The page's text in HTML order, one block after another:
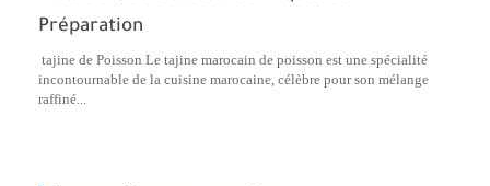
Préparation
tajine de Poisson Le tajine marocain de poisson est une spécialité
incontournable de la cuisine marocaine, célèbre pour son mélange
raffiné...